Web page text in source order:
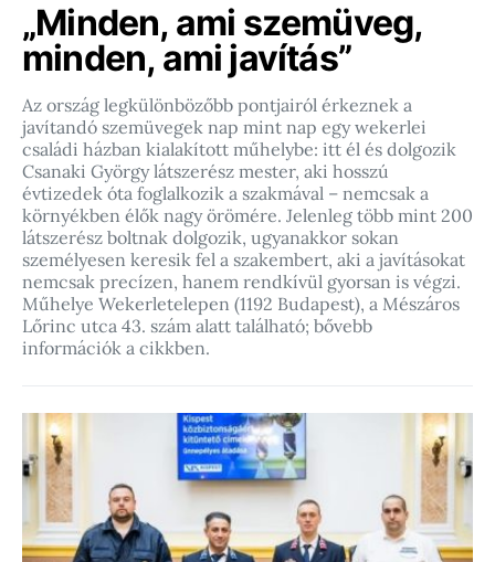
„Minden, ami szemüveg,
minden, ami javítás”
Az ország legkülönbözőbb pontjairól érkeznek a
javítandó szemüvegek nap mint nap egy wekerlei
családi házban kialakított műhelybe: itt él és dolgozik
Csanaki György látszerész mester, aki hosszú
évtizedek óta foglalkozik a szakmával – nemcsak a
környékben élők nagy örömére. Jelenleg több mint 200
látszerész boltnak dolgozik, ugyanakkor sokan
személyesen keresik fel a szakembert, aki a javításokat
nemcsak precízen, hanem rendkívül gyorsan is végzi.
Műhelye Wekerletelepen (1192 Budapest), a Mészáros
Lőrinc utca 43. szám alatt található; bővebb
információk a cikkben.